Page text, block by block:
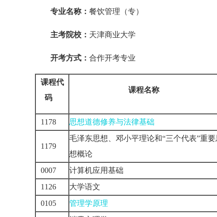
专业名称： 餐饮管理（专）
主考院校： 天津商业大学
开考方式： 合作开考专业
课程代
码
课程名称
1178 思想道德修养与法律基础
1179
毛泽东思想、邓小平理论和“三个代表”重要
想概论
0007
计算机应用基础
1126
大学语文
0105
管理学原理